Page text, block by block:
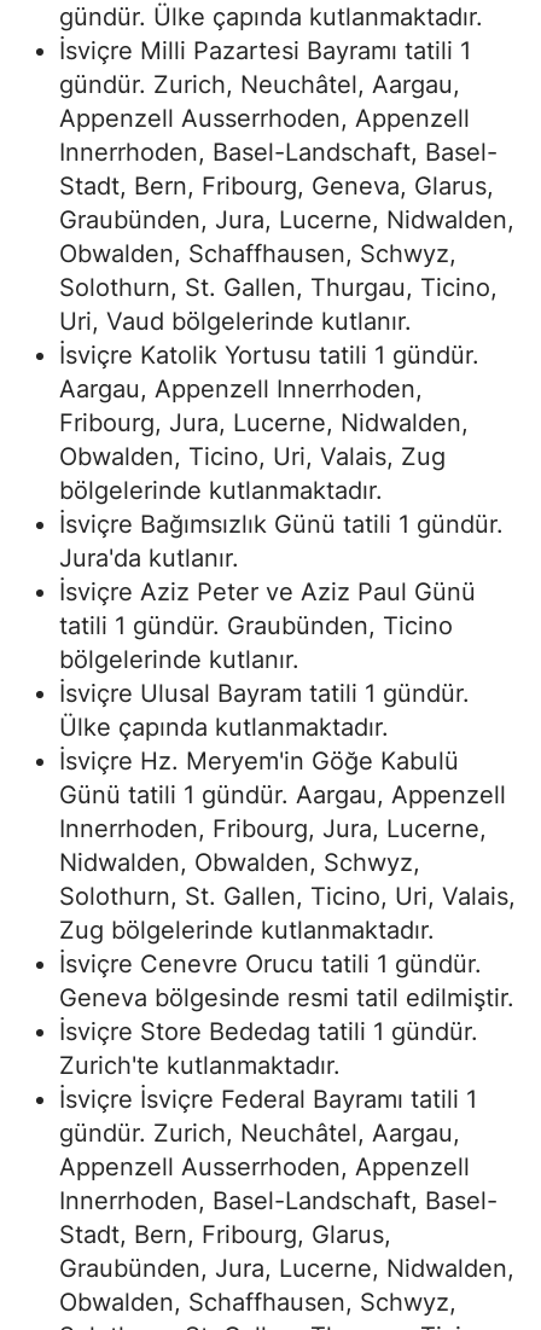
gündür. Ülke çapında kutlanmaktadır.
İsviçre Milli Pazartesi Bayramı tatili 1
gündür. Zurich, Neuchâtel, Aargau,
Appenzell Ausserrhoden, Appenzell
Innerrhoden, Basel-Landschaft, Basel-
Stadt, Bern, Fribourg, Geneva, Glarus,
Graubünden, Jura, Lucerne, Nidwalden,
Obwalden, Schaffhausen, Schwyz,
Solothurn, St. Gallen, Thurgau, Ticino,
Uri, Vaud bölgelerinde kutlanır.
İsviçre Katolik Yortusu tatili 1 gündür.
Aargau, Appenzell Innerrhoden,
Fribourg, Jura, Lucerne, Nidwalden,
Obwalden, Ticino, Uri, Valais, Zug
bölgelerinde kutlanmaktadır.
İsviçre Bağımsızlık Günü tatili 1 gündür.
Jura'da kutlanır.
İsviçre Aziz Peter ve Aziz Paul Günü
tatili 1 gündür. Graubünden, Ticino
bölgelerinde kutlanır.
İsviçre Ulusal Bayram tatili 1 gündür.
Ülke çapında kutlanmaktadır.
İsviçre Hz. Meryem'in Göğe Kabulü
Günü tatili 1 gündür. Aargau, Appenzell
Innerrhoden, Fribourg, Jura, Lucerne,
Nidwalden, Obwalden, Schwyz,
Solothurn, St. Gallen, Ticino, Uri, Valais,
Zug bölgelerinde kutlanmaktadır.
İsviçre Cenevre Orucu tatili 1 gündür.
Geneva bölgesinde resmi tatil edilmiştir.
İsviçre Store Bededag tatili 1 gündür.
Zurich'te kutlanmaktadır.
İsviçre İsviçre Federal Bayramı tatili 1
gündür. Zurich, Neuchâtel, Aargau,
Appenzell Ausserrhoden, Appenzell
Innerrhoden, Basel-Landschaft, Basel-
Stadt, Bern, Fribourg, Glarus,
Graubünden, Jura, Lucerne, Nidwalden,
Obwalden, Schaffhausen, Schwyz,